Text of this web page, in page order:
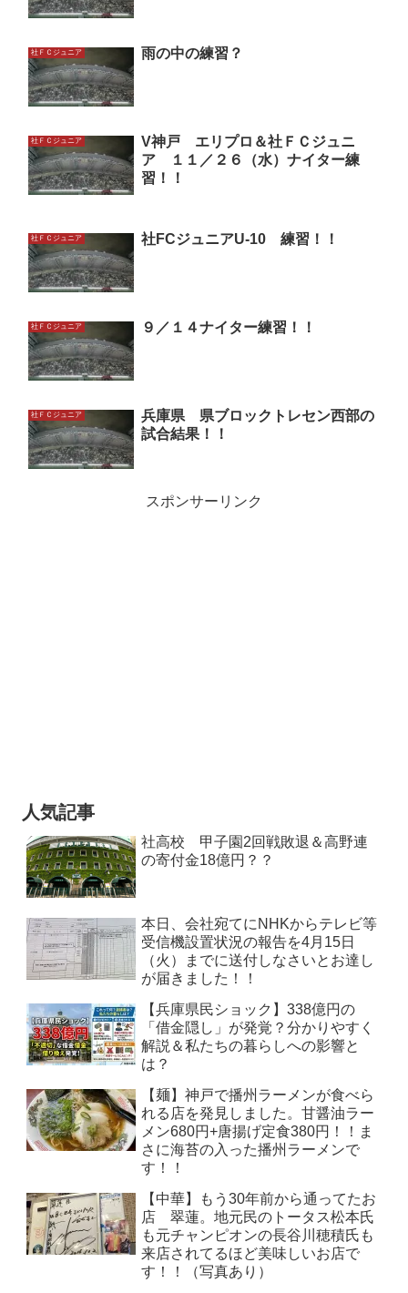
社ＦＣジュニア 雨の中の練習？
社ＦＣジュニア
V神戸 エリプロ＆社ＦＣジュニ
ア １１／２６（水）ナイター練
習！！
社ＦＣジュニア 社FCジュニアU-10 練習！！
社ＦＣジュニア ９／１４ナイター練習！！
社ＦＣジュニア
兵庫県 県ブロックトレセン西部の
試合結果！！
スポンサーリンク
人気記事
社高校 甲子園2回戦敗退＆高野連
の寄付金18億円？？
本日、会社宛てにNHKからテレビ等
受信機設置状況の報告を4月15日
（火）までに送付しなさいとお達し
が届きました！！
【兵庫県民ショック】338億円の
「借金隠し」が発覚？分かりやすく
解説＆私たちの暮らしへの影響と
は？
【麺】神戸で播州ラーメンが食べら
れる店を発見しました。甘醤油ラー
メン680円+唐揚げ定食380円！！ま
さに海苔の入った播州ラーメンで
す！！
【中華】もう30年前から通ってたお
店 翠蓮。地元民のトータス松本氏
も元チャンピオンの長谷川穂積氏も
来店されてるほど美味しいお店で
す！！（写真あり）